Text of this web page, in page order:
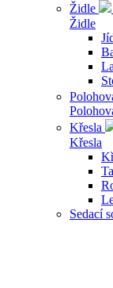
Židle
Židle
Křesla
Křesla
Sedací